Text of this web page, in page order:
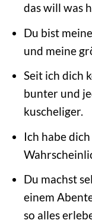
das will was
Du bist
und meine
Seit ich dich
bunter und
kuscheliger.
Ich habe
Du machst
einem
so alles